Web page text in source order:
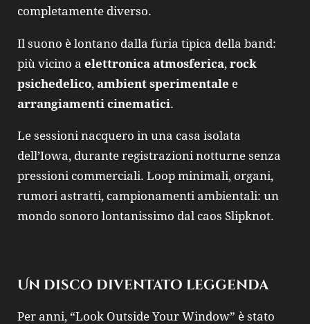
completamente diverso.
Il suono è lontano dalla furia tipica della band:
più vicino a elettronica atmosferica, rock
psichedelico, ambient sperimentale e
arrangiamenti cinematici.
Le sessioni nacquero in una casa isolata
dell’Iowa, durante registrazioni notturne senza
pressioni commerciali. Loop minimali, organi,
rumori astratti, campionamenti ambientali: un
mondo sonoro lontanissimo dal caos Slipknot.
Un disco diventato leggenda
Per anni, “Look Outside Your Window” è stato